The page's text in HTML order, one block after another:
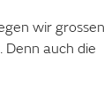
wir grossen
auch die